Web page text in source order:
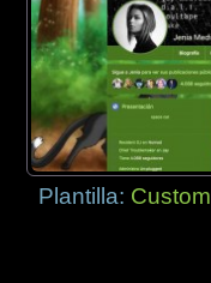
Plantilla: Custom